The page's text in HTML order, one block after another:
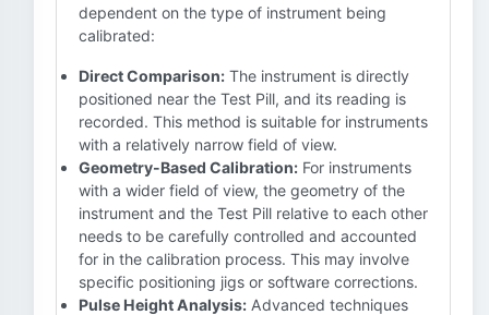
dependent on the type of instrument being
calibrated:
Direct Comparison: The instrument is directly
positioned near the Test Pill, and its reading is
recorded. This method is suitable for instruments
with a relatively narrow field of view.
Geometry-Based Calibration: For instruments
with a wider field of view, the geometry of the
instrument and the Test Pill relative to each other
needs to be carefully controlled and accounted
for in the calibration process. This may involve
specific positioning jigs or software corrections.
Pulse Height Analysis: Advanced techniques